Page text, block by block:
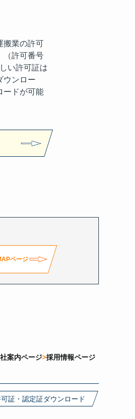
搬業の許可
（許可番号
い許可証は
ウンロー
ードが可能
ページ
案内ページ 採用情報ページ
証・認定証ダウンロード